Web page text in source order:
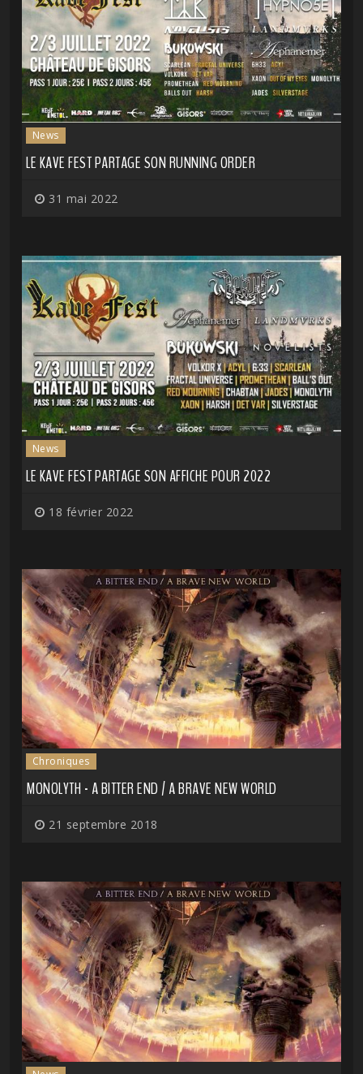
News
LE KAVE FEST PARTAGE SON RUNNING ORDER
31 mai 2022
News
LE KAVE FEST PARTAGE SON AFFICHE POUR 2022
18 février 2022
Chroniques
MONOLYTH - A BITTER END / A BRAVE NEW WORLD
21 septembre 2018